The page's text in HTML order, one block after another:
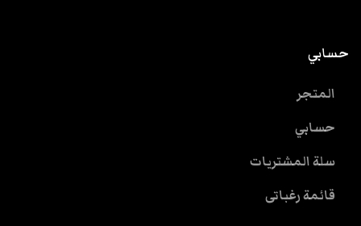
حسابي
المتجر
حسابي
سلة المشتريات
قائمة رغباتى